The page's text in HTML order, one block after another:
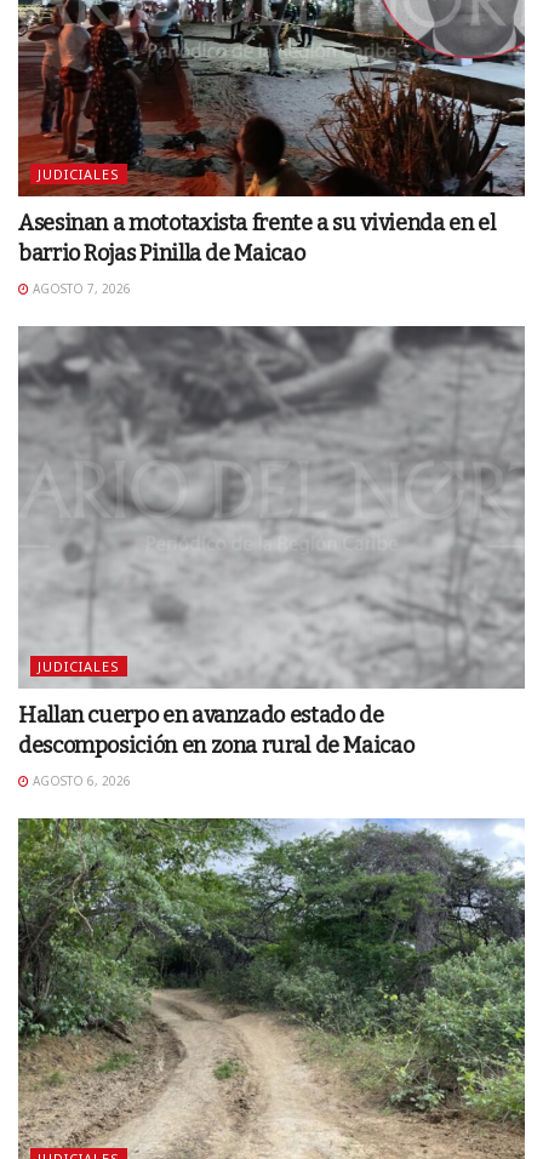
JUDICIALES
Asesinan a mototaxista frente a su vivienda en el
barrio Rojas Pinilla de Maicao
AGOSTO 7, 2026
JUDICIALES
Hallan cuerpo en avanzado estado de
descomposición en zona rural de Maicao
AGOSTO 6, 2026